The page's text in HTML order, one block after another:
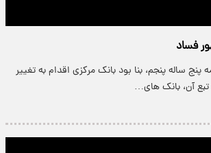
فساد
پنج ساله پنجم، بنا بود بانک مرکزی اقدام به تغییر
آن، بانک های…